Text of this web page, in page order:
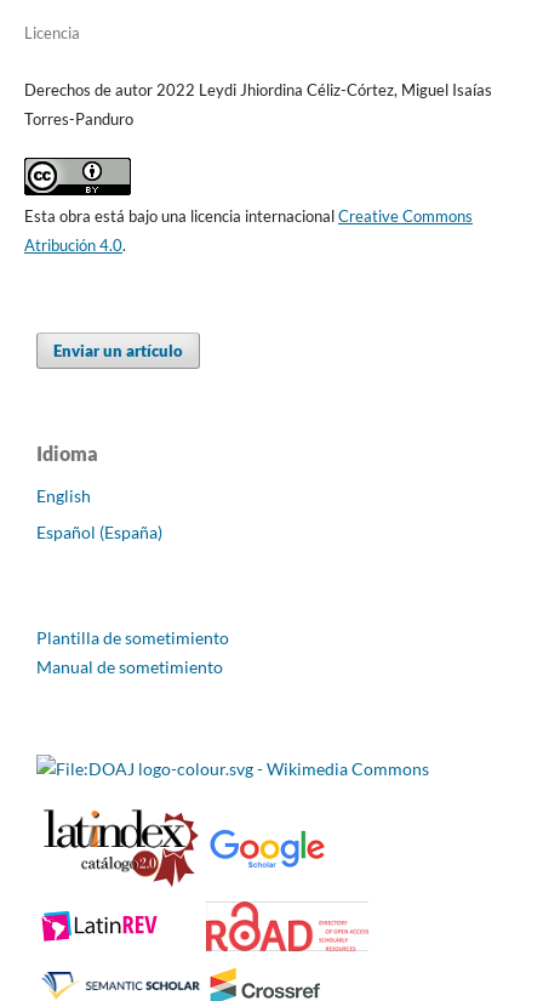
Licencia
Derechos de autor 2022 Leydi Jhiordina Céliz-Córtez, Miguel Isaías
Torres-Panduro
Esta obra está bajo una licencia internacionalCreative Commons
Atribución 4.0.
Enviar un artículo
Idioma
English
Español (España)
Plantilla de sometimiento
Manual de sometimiento